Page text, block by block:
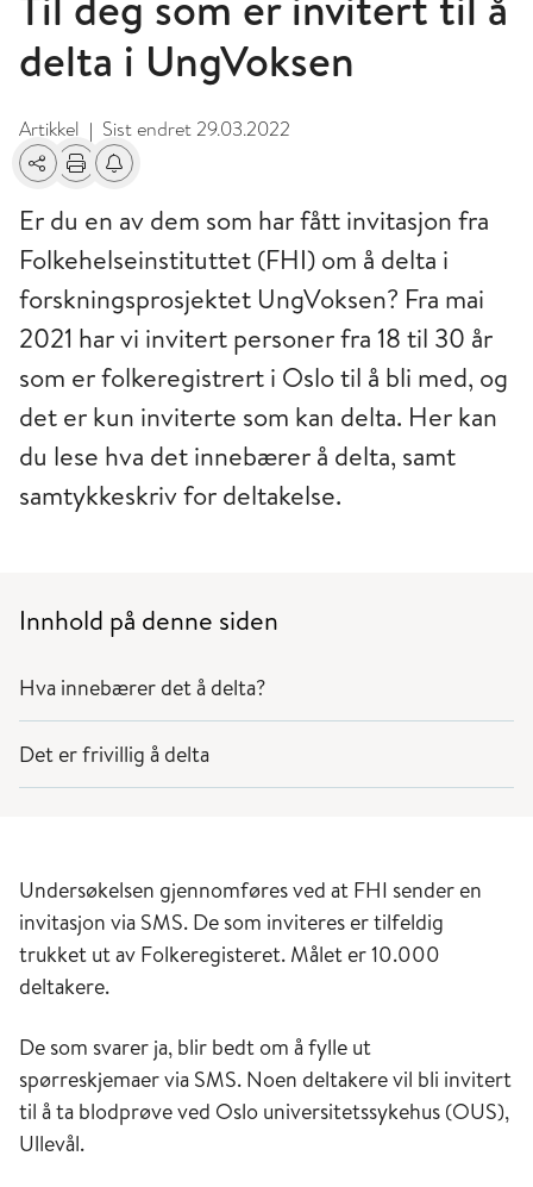
delta i UngVoksen
Artikkel | Sist endret29.03.2022
Del Skriv utFå varsel om endringer
Er du en av dem som har fått invitasjon fra
Folkehelseinstituttet (FHI) om å delta i
forskningsprosjektet UngVoksen? Fra mai
2021 har vi invitert personer fra 18 til 30 år
som er folkeregistrert i Oslo til å bli med, og
det er kun inviterte som kan delta. Her kan
du lese hva det innebærer å delta, samt
samtykkeskriv for deltakelse.
Innhold på denne siden
Hva innebærer det å delta?
Det er frivillig å delta
Undersøkelsen gjennomføres ved at FHI sender en
invitasjon via SMS. De som inviteres er tilfeldig
trukket ut av Folkeregisteret. Målet er 10.000
deltakere.
De som svarer ja, blir bedt om å fylle ut
spørreskjemaer via SMS. Noen deltakere vil bli invitert
til å ta blodprøve ved Oslo universitetssykehus (OUS),
Ullevål.